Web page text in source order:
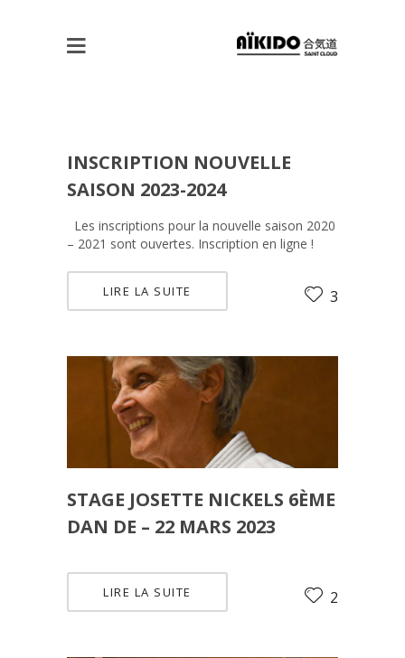
INSCRIPTION NOUVELLE
SAISON 2023-2024
Les inscriptions pour la nouvelle saison 2020
– 2021 sont ouvertes. Inscription en ligne !
LIRE LA SUITE 3
STAGE JOSETTE NICKELS 6ÈME
DAN DE – 22 MARS 2023
LIRE LA SUITE 2